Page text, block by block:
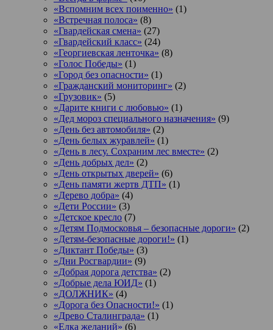
«Вспомним всех поименно» (1)
«Встречная полоса» (8)
«Гвардейская смена» (27)
«Гвардейский класс» (24)
«Георгиевская ленточка» (8)
«Голос Победы» (1)
«Город без опасности» (1)
«Гражданский мониторинг» (2)
«Грузовик» (5)
«Дарите книги с любовью» (1)
«Дед мороз специального назначения» (9)
«День без автомобиля» (2)
«День белых журавлей» (1)
«День в лесу. Сохраним лес вместе» (2)
«День добрых дел» (2)
«День открытых дверей» (6)
«День памяти жертв ДТП» (1)
«Дерево добра» (4)
«Дети России» (3)
«Детское кресло (7)
«Детям Подмосковья – безопасные дороги» (2)
«Детям-безопасные дороги!» (1)
«Диктант Победы» (3)
«Дни Росгвардии» (9)
«Добрая дорога детства» (2)
«Добрые дела ЮИД» (1)
«ДОЛЖНИК» (4)
«Дорога без Опасности!» (1)
«Древо Сталинграда» (1)
«Елка желаний» (6)